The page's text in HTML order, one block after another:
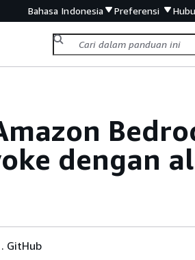
Bahasa Indonesia Preferensi
dengan
. GitHub